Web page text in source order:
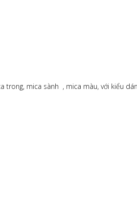
mica sành , mica màu, với kiểu